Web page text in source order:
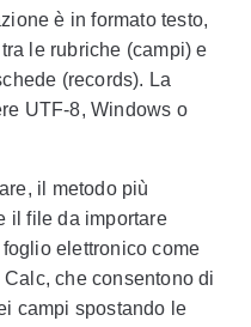
è in formato testo,
le rubriche (campi) e
(records). La
UTF-8, Windows o
il metodo più
il file da importare
elettronico come
che consentono di
campi spostando le